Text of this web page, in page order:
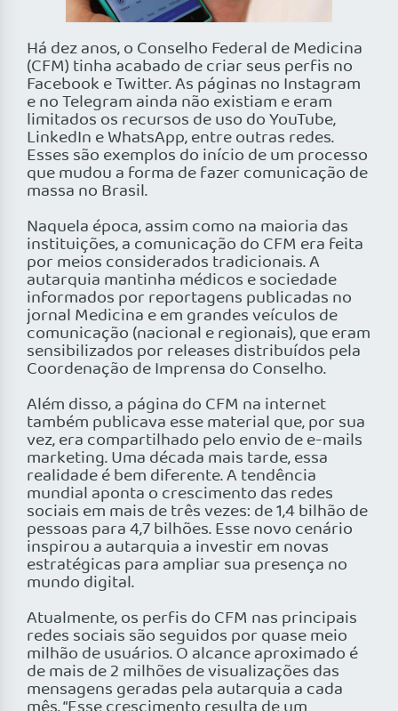
Há dez anos, o Conselho Federal de Medicina
(CFM) tinha acabado de criar seus perfis no
Facebook e Twitter. As páginas no Instagram
e no Telegram ainda não existiam e eram
limitados os recursos de uso do YouTube,
LinkedIn e WhatsApp, entre outras redes.
Esses são exemplos do início de um processo
que mudou a forma de fazer comunicação de
massa no Brasil.
Naquela época, assim como na maioria das
instituições, a comunicação do CFM era feita
por meios considerados tradicionais. A
autarquia mantinha médicos e sociedade
informados por reportagens publicadas no
jornal Medicina e em grandes veículos de
comunicação (nacional e regionais), que eram
sensibilizados por releases distribuídos pela
Coordenação de Imprensa do Conselho.
Além disso, a página do CFM na internet
também publicava esse material que, por sua
vez, era compartilhado pelo envio de e-mails
marketing. Uma década mais tarde, essa
realidade é bem diferente. A tendência
mundial aponta o crescimento das redes
sociais em mais de três vezes: de 1,4 bilhão de
pessoas para 4,7 bilhões. Esse novo cenário
inspirou a autarquia a investir em novas
estratégicas para ampliar sua presença no
mundo digital.
Atualmente, os perfis do CFM nas principais
redes sociais são seguidos por quase meio
milhão de usuários. O alcance aproximado é
de mais de 2 milhões de visualizações das
mensagens geradas pela autarquia a cada